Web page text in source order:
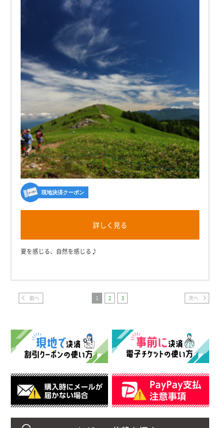
現地決済クーポン
詳しく見る
夏を感じる、自然を感じる♪
前へ 1 2 3 次へ